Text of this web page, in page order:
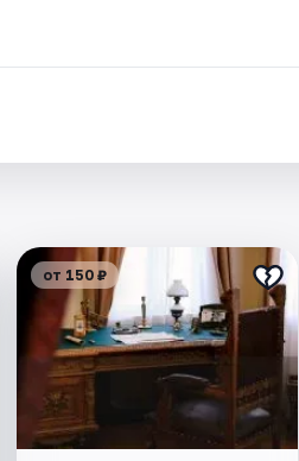
от 150 ₽